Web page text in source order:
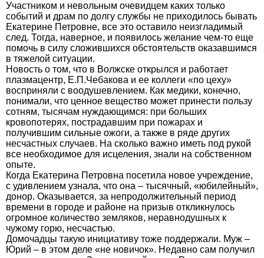
Участником и невольным очевидцем каких только
событий и драм по долгу службы не приходилось бывать
Екатерине Петровне, все это оставило неизгладимый
след. Тогда, наверное, и появилось желание чем-то еще
помочь в силу сложившихся обстоятельств оказавшимся
в тяжелой ситуации.
Новость о том, что в Волжске открылся и работает
плазмацентр, Е.П.Чебакова и ее коллеги «по цеху»
восприняли с воодушевлением. Как медики, конечно,
понимали, что ценное вещество может принести пользу
сотням, тысячам нуждающимся: при больших
кровопотерях, пострадавшим при пожарах и
получившим сильные ожоги, а также в ряде других
несчастных случаев. На сколько важно иметь под рукой
все необходимое для исцеления, знали на собственном
опыте.
Когда Екатерина Петровна посетила новое учреждение,
с удивлением узнала, что она – тысячный, «юбилейный»,
донор. Оказывается, за непродолжительный период
времени в городе и районе на призыв откликнулось
огромное количество земляков, неравнодушных к
чужому горю, несчастью.
Домочадцы такую инициативу тоже поддержали. Муж –
Юрий – в этом деле «не новичок». Недавно сам получил